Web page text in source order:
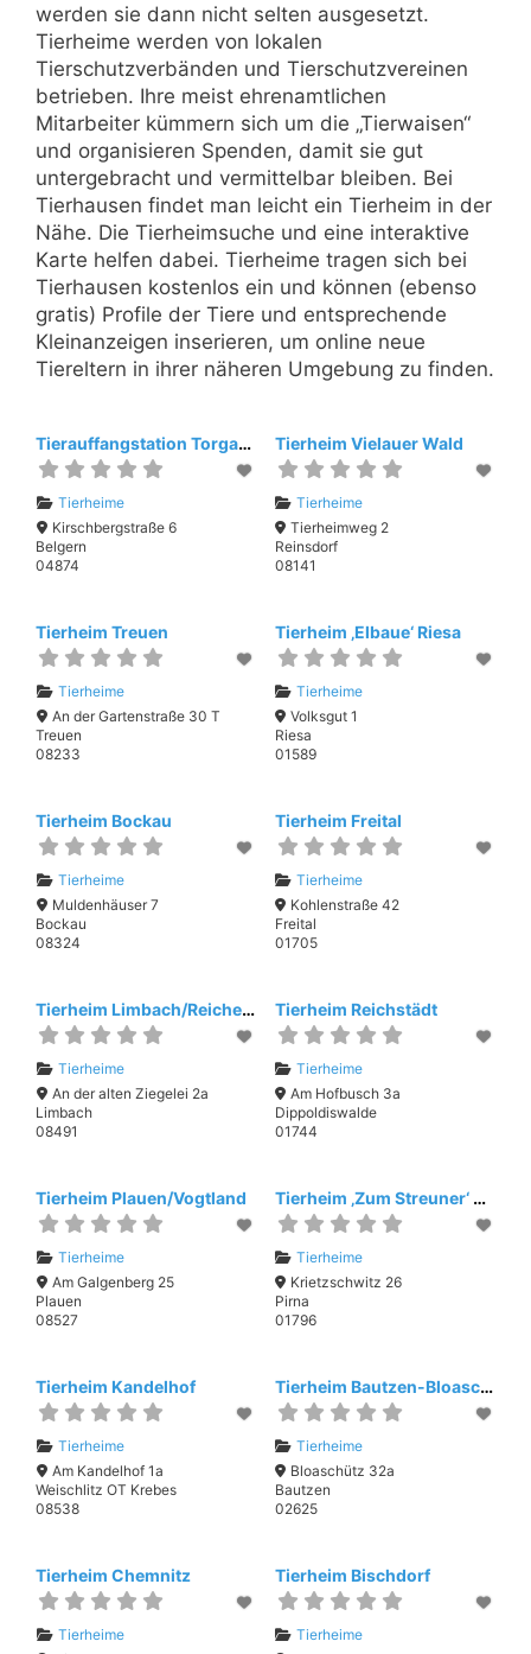
werden sie dann nicht selten ausgesetzt.
Tierheime werden von lokalen
Tierschutzverbänden und Tierschutzvereinen
betrieben. Ihre meist ehrenamtlichen
Mitarbeiter kümmern sich um die „Tierwaisen“
und organisieren Spenden, damit sie gut
untergebracht und vermittelbar bleiben. Bei
Tierhausen findet man leicht ein Tierheim in der
Nähe. Die Tierheimsuche und eine interaktive
Karte helfen dabei. Tierheime tragen sich bei
Tierhausen kostenlos ein und können (ebenso
gratis) Profile der Tiere und entsprechende
Kleinanzeigen inserieren, um online neue
Tiereltern in ihrer näheren Umgebung zu finden.
Tierauffangstation Torgau-Oschatz
Tierheime
Kirschbergstraße 6
Belgern
04874
Tierheim Vielauer Wald
Tierheime
Tierheimweg 2
Reinsdorf
08141
Tierheim Treuen
Tierheime
An der Gartenstraße 30 T
Treuen
08233
Tierheim ‚Elbaue‘ Riesa
Tierheime
Volksgut 1
Riesa
01589
Tierheim Bockau
Tierheime
Muldenhäuser 7
Bockau
08324
Tierheim Freital
Tierheime
Kohlenstraße 42
Freital
01705
Tierheim Limbach/Reichenbach
Tierheime
An der alten Ziegelei 2a
Limbach
08491
Tierheim Reichstädt
Tierheime
Am Hofbusch 3a
Dippoldiswalde
01744
Tierheim Plauen/Vogtland
Tierheime
Am Galgenberg 25
Plauen
08527
Tierheim ‚Zum Streuner‘ Pirna
Tierheime
Krietzschwitz 26
Pirna
01796
Tierheim Kandelhof
Tierheime
Am Kandelhof 1a
Weischlitz OT Krebes
08538
Tierheim Bautzen-Bloaschütz
Tierheime
Bloaschütz 32a
Bautzen
02625
Tierheim Chemnitz
Tierheime
Tierheim Bischdorf
Tierheime